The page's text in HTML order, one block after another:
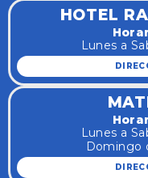
HOTEL
Lunes a
Lunes a
Domingo